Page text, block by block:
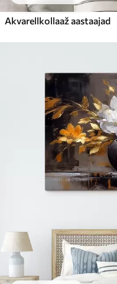
Akvarellkollaaž aastaajad